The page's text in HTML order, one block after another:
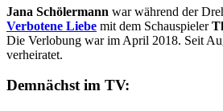
Jana Schölermann war während der
Verbotene Liebe mit dem Schauspieler
Die Verlobung war im April 2018. Seit
verheiratet.
Demnächst im TV: